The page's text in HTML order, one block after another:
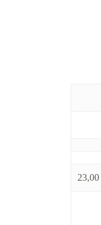
23,00